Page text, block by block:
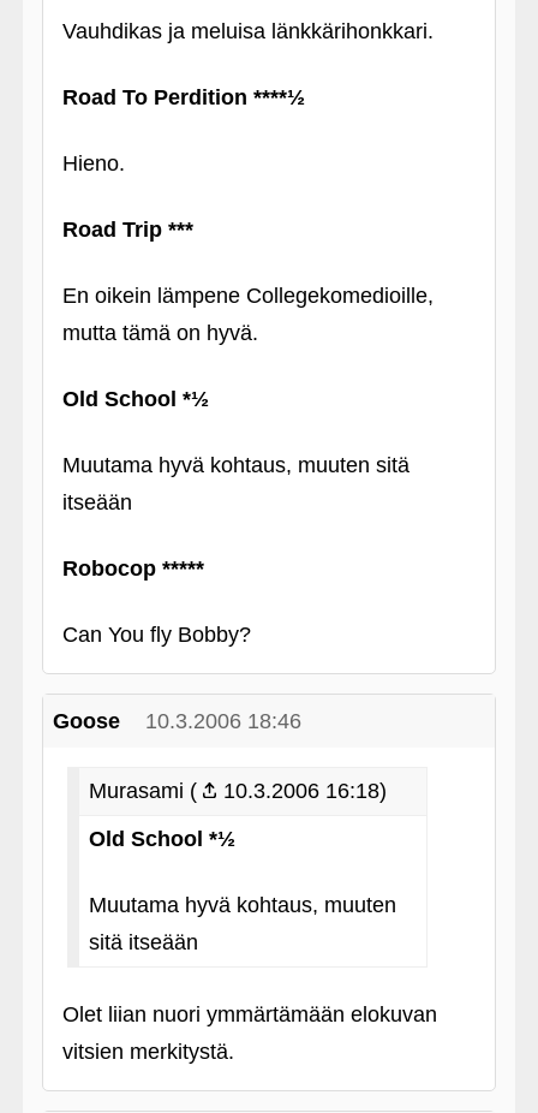
Vauhdikas ja meluisa länkkärihonkkari.
Road To Perdition ****½
Hieno.
Road Trip ***
En oikein lämpene Collegekomedioille,
mutta tämä on hyvä.
Old School *½
Muutama hyvä kohtaus, muuten sitä
itseään
Robocop *****
Can You fly Bobby?
Goose 10.3.2006 18:46
Murasami (
10.3.2006 16:18)
Old School *½
Muutama hyvä kohtaus, muuten
sitä itseään
Olet liian nuori ymmärtämään elokuvan
vitsien merkitystä.